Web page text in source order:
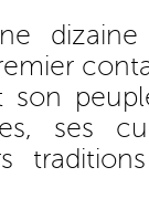
son
ses